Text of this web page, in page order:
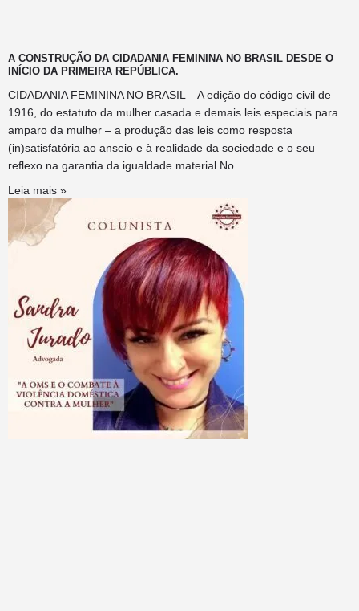
A CONSTRUÇÃO DA CIDADANIA FEMININA NO BRASIL DESDE O
INÍCIO DA PRIMEIRA REPÚBLICA.
CIDADANIA FEMININA NO BRASIL – A edição do código civil de
1916, do estatuto da mulher casada e demais leis especiais para
amparo da mulher – a produção das leis como resposta
(in)satisfatória ao anseio e à realidade da sociedade e o seu
reflexo na garantia da igualdade material No
Leia mais »